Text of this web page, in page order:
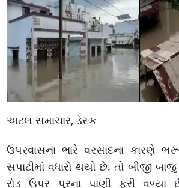
અટલ સમાચાર, ડેસ્ક
ઉપરવાસના ભારે વરસાદના કારણે
સપાટીમાં વધારો થયો છે. તો બીજી
રોડ ઉપર પૂરના પાણી ફરી